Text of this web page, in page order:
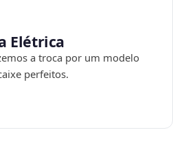
Elétrica
a troca por um modelo
perfeitos.